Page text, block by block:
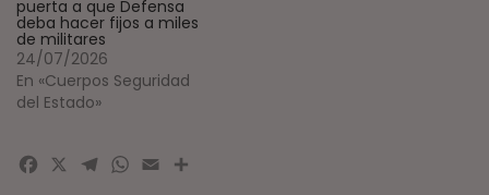
puerta a que Defensa
deba hacer fijos a miles
de militares
24/07/2026
En «Cuerpos Seguridad
del Estado»
Facebook
X Telegram
WhatsApp
EmailCompartir